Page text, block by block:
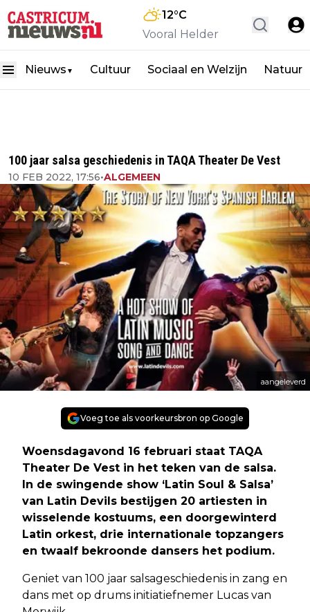
12°C
Vooral Helder
Nieuws ▼ Cultuur Sociaal en Welzijn Natuur
100 jaar salsa geschiedenis in TAQA Theater De Vest
10 FEB 2022, 17:56•ALGEMEEN
aangeleverd
Voeg toe als voorkeursbron op Google
Woensdagavond 16 februari staat TAQA
Theater De Vest in het teken van de salsa.
In de swingende show ‘Latin Soul & Salsa’
van Latin Devils bestijgen 20 artiesten in
wisselende kostuums, een doorgewinterd
Latin orkest, drie internationale topzangers
en twaalf bekroonde dansers het podium.
Geniet van 100 jaar salsageschiedenis in zang en
dans met op drums initiatiefnemer Lucas van